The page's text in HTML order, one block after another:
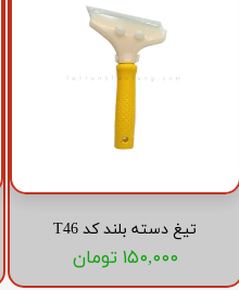
تیغ دسته بلند کد T46
۱۵۰,۰۰۰ تومان